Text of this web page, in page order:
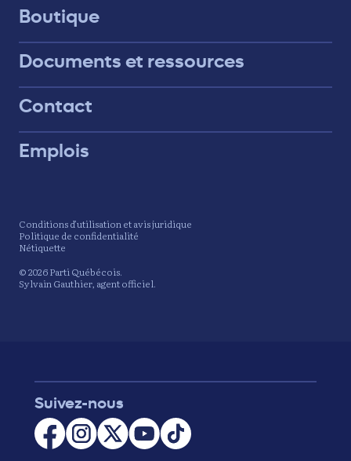
Boutique
Documents et ressources
Contact
Emplois
Conditions d’utilisation et avis juridique
Politique de confidentialité
Nétiquette
© 2026 Parti Québécois.
Sylvain Gauthier, agent officiel.
Suivez-nous